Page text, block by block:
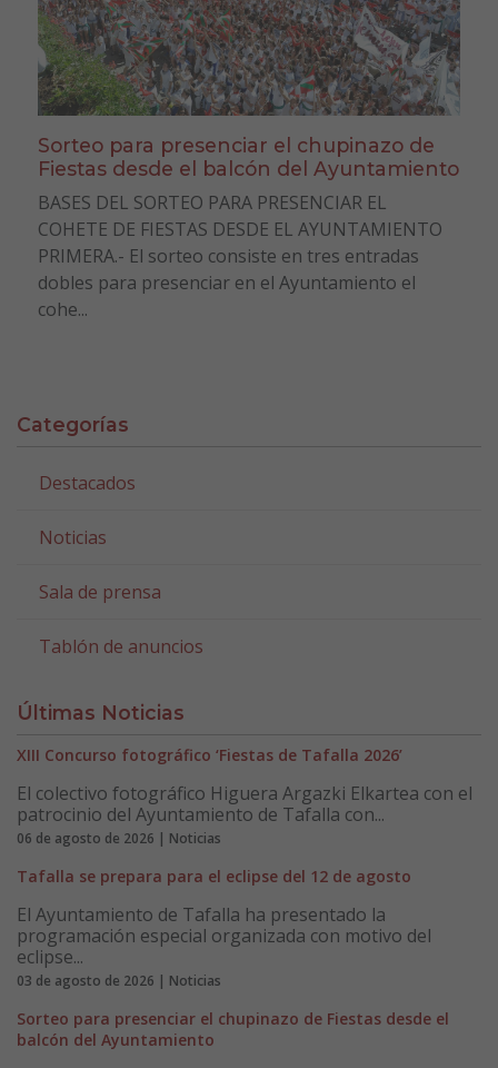
Sorteo para presenciar el chupinazo de
Fiestas desde el balcón del Ayuntamiento
BASES DEL SORTEO PARA PRESENCIAR EL
COHETE DE FIESTAS DESDE EL AYUNTAMIENTO
PRIMERA.- El sorteo consiste en tres entradas
dobles para presenciar en el Ayuntamiento el
cohe...
Categorías
Destacados
Noticias
Sala de prensa
Tablón de anuncios
Últimas Noticias
XIII Concurso fotográfico ‘Fiestas de Tafalla 2026’
El colectivo fotográfico Higuera Argazki Elkartea con el
patrocinio del Ayuntamiento de Tafalla con...
06 de agosto de 2026 | Noticias
Tafalla se prepara para el eclipse del 12 de agosto
El Ayuntamiento de Tafalla ha presentado la
programación especial organizada con motivo del
eclipse...
03 de agosto de 2026 | Noticias
Sorteo para presenciar el chupinazo de Fiestas desde el
balcón del Ayuntamiento